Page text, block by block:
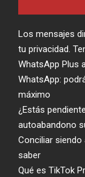
Los mensajes
tu privacidad.
WhatsApp Plus
WhatsApp:
máximo
¿Estás
autoabandono
Conciliar
saber
Qué es TikTok